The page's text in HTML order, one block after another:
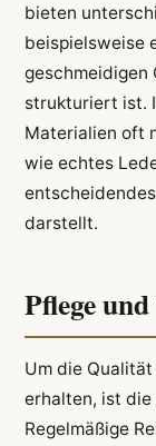
bieten
beispielsweise
geschmeidigen
strukturiert ist.
Materialien oft
wie echtes
darstellt.
Pflege
Um die
erhalten, ist
Regelmäßige